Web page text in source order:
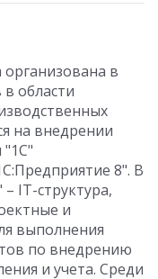
организована в
в области
на внедрении
8". В
IT-структура,
и
выполнения
по внедрению
и учета. Среди